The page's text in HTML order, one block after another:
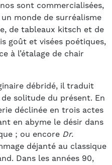
sont commercialisées,
monde de surréalisme
de tableaux kitsch et de
goût et visées poétiques,
à l’étalage de chair
débridé, il traduit
solitude du présent. En
déclinée en trois actes
en abyme le désir dans
; ou encore Dr.
déjanté au classique
Dans les années 90,